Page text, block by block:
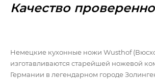
Качество
Немецкие кухонные ножи Wusthof
изготавливаются старейшей ножевой
Германии в легендарном городе